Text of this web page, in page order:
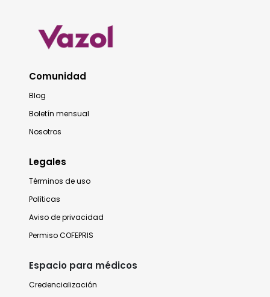
Comunidad
Blog
Boletín mensual
Nosotros
Legales
Términos de uso
Políticas
Aviso de privacidad
Permiso COFEPRIS
Espacio para médicos
Credencialización